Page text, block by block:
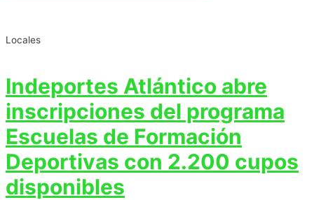
Locales
Indeportes Atlántico abre
inscripciones del programa
Escuelas de Formación
Deportivas con 2.200 cupos
disponibles